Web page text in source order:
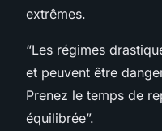
extrêmes.
“Les régimes
et peuvent être
Prenez le temps de
équilibrée”.